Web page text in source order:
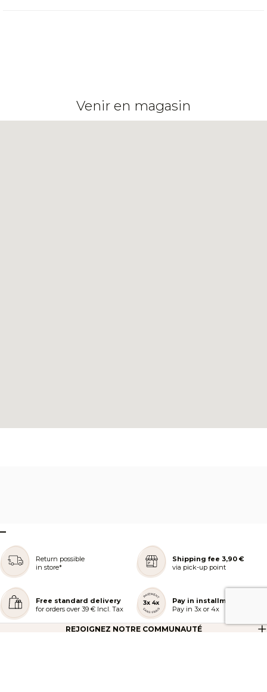
Venir en magasin
–
Return possible
in store*
Shipping fee 3,90 €
via pick-up point
Free standard delivery
for orders over 39 € Incl. Tax
Pay in installments
Pay in 3x or 4x
REJOIGNEZ NOTRE COMMUNAUTÉ